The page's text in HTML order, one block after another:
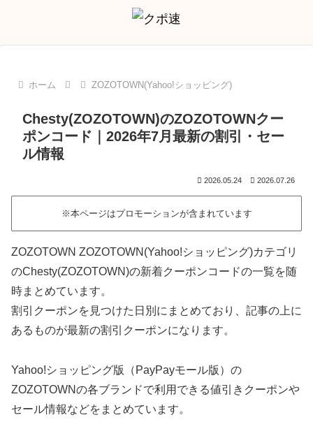
ホーム ZOZOTOWN(Yahoo!ショッピング)
Chesty(ZOZOTOWN)のZOZOTOWNクー
ポンコード｜2026年7月最新の割引・セー
ル情報
2026.05.24 2026.07.26
※本ページはプロモーションが含まれています
ZOZOTOWN ZOZOTOWN(Yahoo!ショッピング)カテゴリ
のChesty(ZOZOTOWN)の新着クーポンコードの一覧を随
時まとめています。
割引クーポンを見つけた日別にまとめており、記事の上に
あるものが最新の割引クーポンになります。
Yahoo!ショッピング版（PayPayモール版）の
ZOZOTOWNの各ブランドで利用できる値引きクーポンや
セール情報などをまとめています。